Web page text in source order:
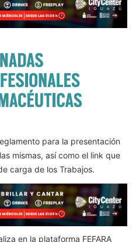
para la presentación
mismas, así como el link que
carga de los Trabajos.
en la plataforma FEFARA